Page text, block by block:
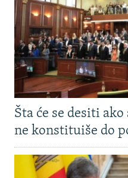
Šta će se desiti
ne konstituiše do